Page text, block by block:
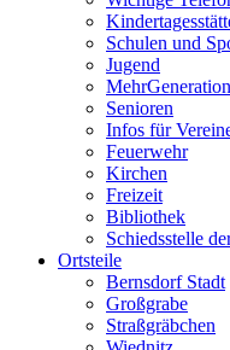
Schulen und
Jugend
Senioren
Infos für
Feuerwehr
Kirchen
Freizeit
Bibliothek
Schiedsstelle
Ortsteile
Bernsdorf Stadt
Großgrabe
Straßgräbchen